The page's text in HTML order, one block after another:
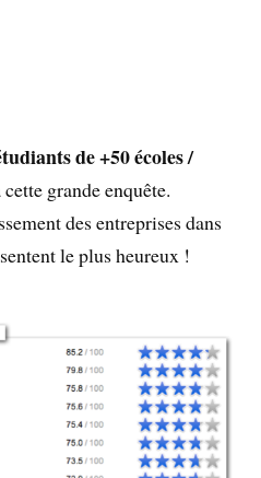
de +50 écoles /
grande enquête.
des entreprises dans
le plus heureux !